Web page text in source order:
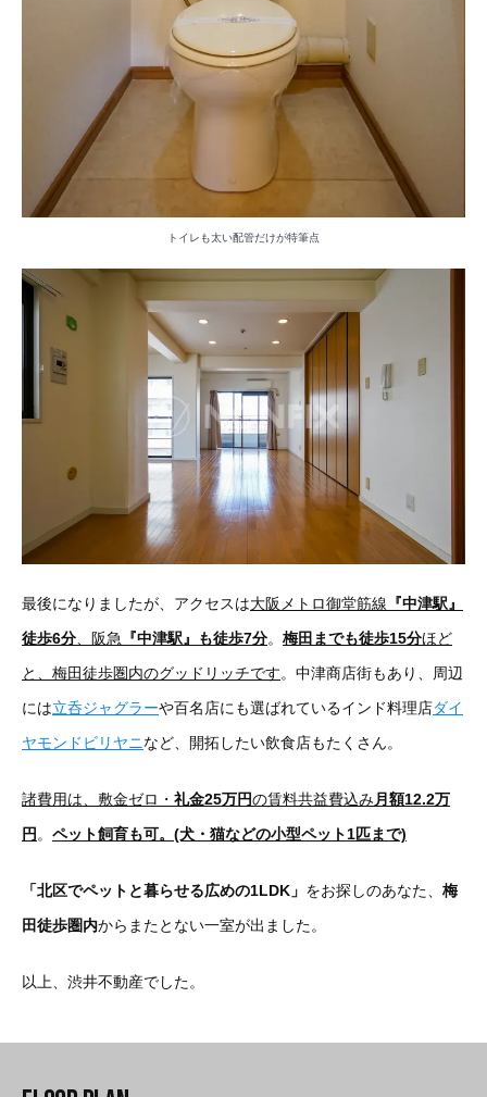
トイレも太い配管だけが特筆点
最後になりましたが、アクセスは大阪メトロ御堂筋線 『中津駅』
徒歩6分 、阪急 『中津駅』も徒歩7分。 梅田までも徒歩15分ほど
と、梅田徒歩圏内のグッドリッチです。中津商店街もあり、周辺
には立呑ジャグラーや百名店にも選ばれているインド料理店ダイ
ヤモンドビリヤニなど、開拓したい飲食店もたくさん。
諸費用は、敷金ゼロ・ 礼金25万円の賃料共益費込み 月額12.2万
円 。 ペット飼育も可。(犬・猫などの小型ペット1匹まで)
「北区でペットと暮らせる広めの1LDK」 をお探しのあなた、 梅
田徒歩圏内からまたとない一室が出ました。
以上、渋井不動産でした。